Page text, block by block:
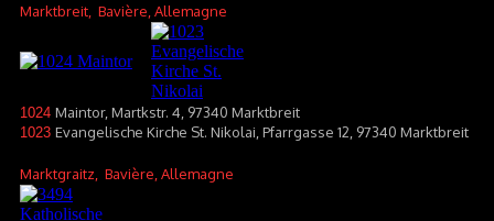
Marktbreit , Bavière, Allemagne
1024 Maintor, Martkstr. 4, 97340 Marktbreit
1023 Evangelische Kirche St. Nikolai, Pfarrgasse 12, 97340 Marktbreit
Marktgraitz , Bavière, Allemagne